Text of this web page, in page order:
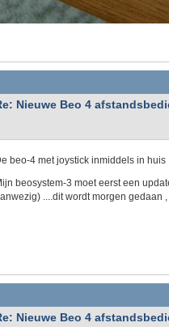
Nieuwe Beo 4
beo-4 met joystick inmiddels in
beosystem-3 moet eerst een
....dit wordt morgen gedaan
Nieuwe Beo 4